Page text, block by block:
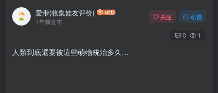
爱带(收集娃友评价)
1年前发布
关注 私信
0 1
人類到底還要被這些萌物統治多久…